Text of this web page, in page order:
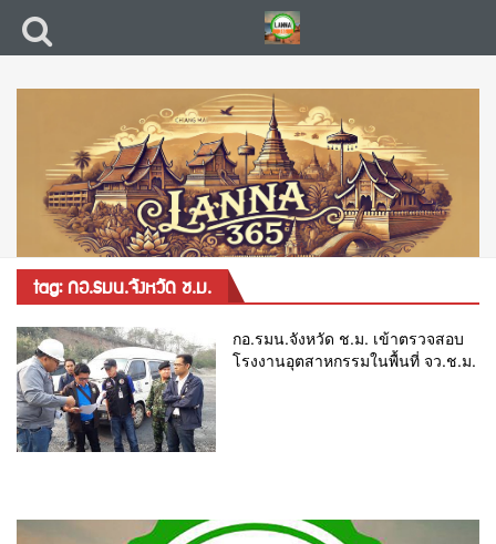
tag: กอ.รมน.จังหวัด ช.ม.
กอ.รมน.จังหวัด ช.ม. เข้าตรวจสอบ
โรงงานอุตสาหกรรมในพื้นที่ จว.ช.ม.